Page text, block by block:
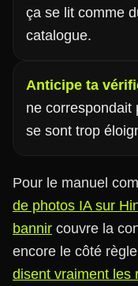
ça se lit comme
catalogue.
Anticipe ta
ne correspondait
se sont trop
Pour le manuel
de photos IA sur
bannir couvre la
encore le côté
disent vraiment les